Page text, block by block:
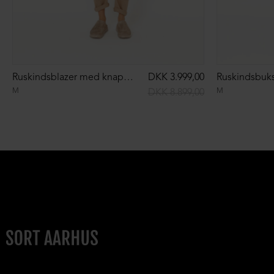
M
Ruskindsblazer med knapper
DKK 3.999,00
M